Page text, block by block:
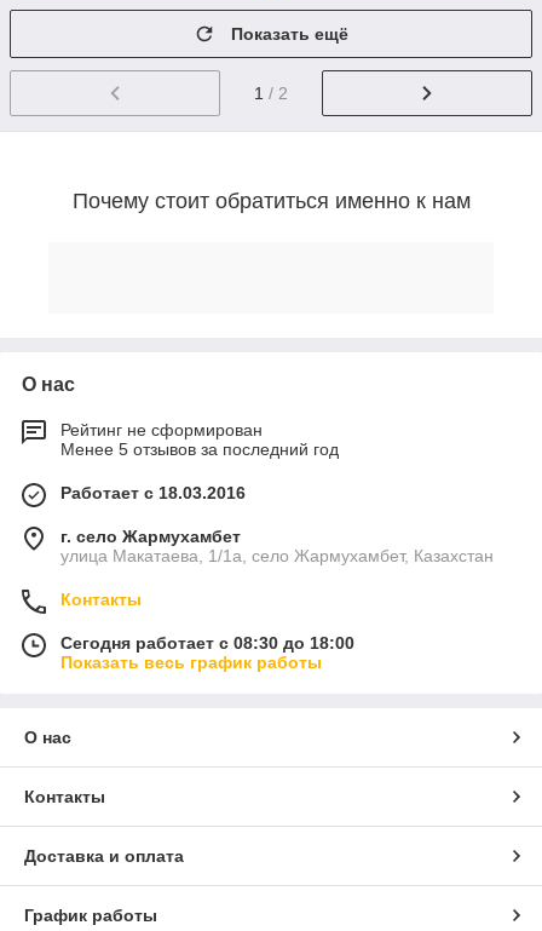
Показать ещё
1 / 2
Почему стоит обратиться именно к нам
Консультируем по всем вопросам. Наши
специалисты всегда готовы предложить лучший
О нас
Рейтинг не сформирован
Менее 5 отзывов за последний год
Работает с 18.03.2016
г. село Жармухамбет
улица Макатаева, 1/1а, село Жармухамбет, Казахстан
Контакты
Сегодня работает с 08:30 до 18:00
Показать весь график работы
О нас
Контакты
Доставка и оплата
График работы